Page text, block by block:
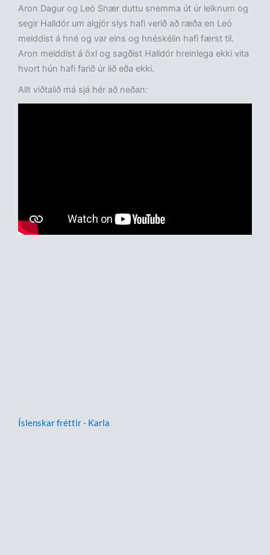
Aron Dagur og Leó Snær duttu snemma út úr leiknum og
segir Halldór um algjör slys hafi verið að ræða en Leó
meiddist á hné og var eins og hnéskélin hafi færst til.
Aron meiddist á öxl og sagðist Halldór hreinlega ekki vita
hvort hún hafi farið úr lið eða ekki.
Allt viðtalið má sjá hér að neðan:
Íslenskar fréttir - Karla